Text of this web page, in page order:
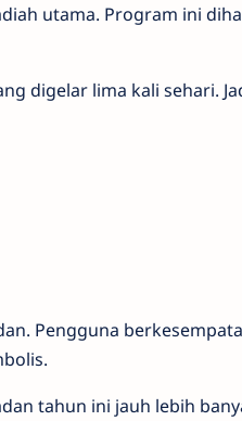
utama. Program ini
digelar lima kali sehari.
Pengguna
tahun ini jauh lebih